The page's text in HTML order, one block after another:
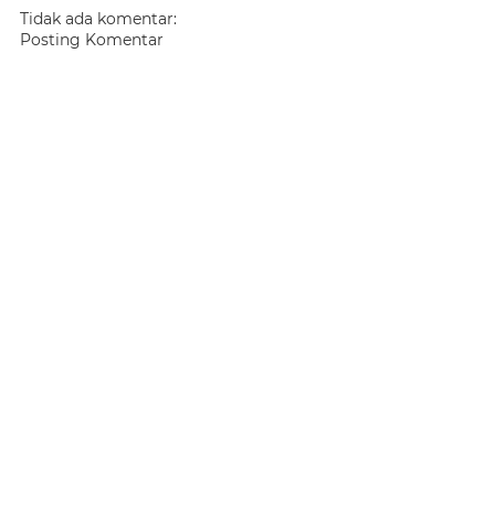
Tidak ada komentar:
Posting Komentar